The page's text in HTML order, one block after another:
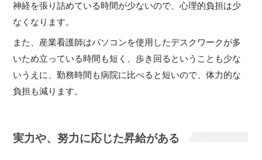
神経を張り詰めている時間が少ないので、心理的負担は少
なくなります。
また、産業看護師はパソコンを使用したデスクワークが多
いため立っている時間も短く、歩き回るということも少な
いうえに、勤務時間も病院に比べると短いので、体力的な
負担も減ります。
実力や、努力に応じた昇給がある